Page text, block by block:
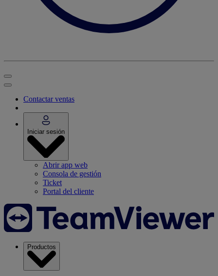
Contactar ventas
Iniciar sesión
Abrir app web
Consola de gestión
Ticket
Portal del cliente
Productos